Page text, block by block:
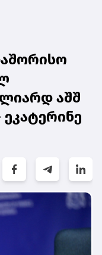
აშშ